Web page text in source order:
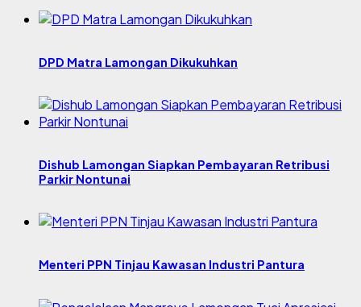
DPD Matra Lamongan Dikukuhkan
Dishub Lamongan Siapkan Pembayaran Retribusi
Parkir Nontunai
Menteri PPN Tinjau Kawasan Industri Pantura